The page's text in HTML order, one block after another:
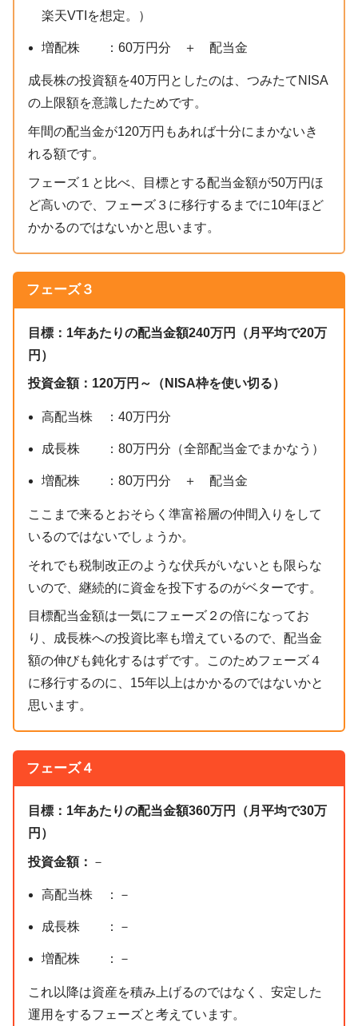
楽天VTIを想定。）
増配株 ：60万円分 ＋ 配当金
成長株の投資額を40万円としたのは、つみたてNISA
の上限額を意識したためです。
年間の配当金が120万円もあれば十分にまかないき
れる額です。
フェーズ１と比べ、目標とする配当金額が50万円ほ
ど高いので、フェーズ３に移行するまでに10年ほど
かかるのではないかと思います。
フェーズ３
目標：1年あたりの配当金額240万円（月平均で20万
円）
投資金額：120万円～（NISA枠を使い切る）
高配当株 ：40万円分
成長株 ：80万円分（全部配当金でまかなう）
増配株 ：80万円分 ＋ 配当金
ここまで来るとおそらく準富裕層の仲間入りをして
いるのではないでしょうか。
それでも税制改正のような伏兵がいないとも限らな
いので、継続的に資金を投下するのがベターです。
目標配当金額は一気にフェーズ２の倍になってお
り、成長株への投資比率も増えているので、配当金
額の伸びも鈍化するはずです。このためフェーズ４
に移行するのに、15年以上はかかるのではないかと
思います。
フェーズ４
目標：1年あたりの配当金額360万円（月平均で30万
円）
投資金額： －
高配当株 ：－
成長株 ：－
増配株 ：－
これ以降は資産を積み上げるのではなく、安定した
運用をするフェーズと考えています。